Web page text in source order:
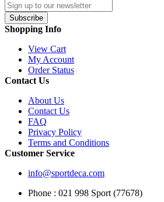
Subscribe
Shopping Info
View Cart
My Account
Order Status
Contact Us
About Us
Contact Us
FAQ
Privacy Policy
Terms and Conditions
Customer Service
info@sportdeca.com
Phone : 021 998 Sport (77678)